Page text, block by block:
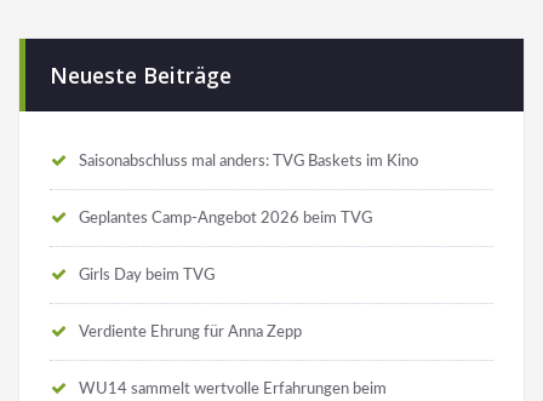
Neueste Beiträge
Saisonabschluss mal anders: TVG Baskets im Kino
Geplantes Camp-Angebot 2026 beim TVG
Girls Day beim TVG
Verdiente Ehrung für Anna Zepp
WU14 sammelt wertvolle Erfahrungen beim